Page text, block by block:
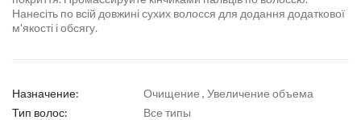
Нанесіть по всій довжині сухих волосся для додання додаткової
м'якості і обсягу.
Назначение:
Очищение , Увеличение объема
Тип волос:
Все типы